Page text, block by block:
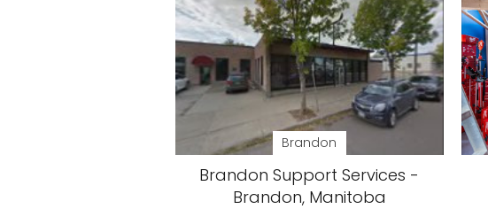
Brandon
Brandon Support Services -
Brandon, Manitoba